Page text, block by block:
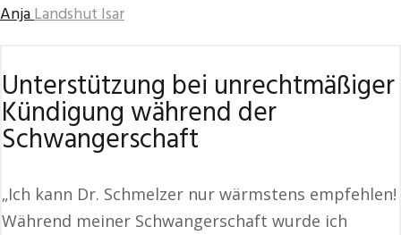
AnjaLandshut Isar
Unterstützung bei unrechtmäßiger
Kündigung während der
Schwangerschaft
„Ich kann Dr. Schmelzer nur wärmstens empfehlen!
Während meiner Schwangerschaft wurde ich